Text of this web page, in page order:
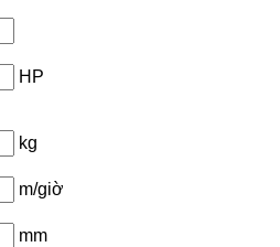
HP
kg
m/giờ
mm